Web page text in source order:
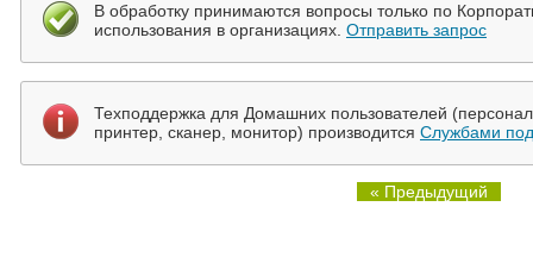
В обработку принимаются вопросы только по
использования в организациях. Отправить запрос
Техподдержка для Домашних пользователей
принтер, сканер, монитор) производится Службами
« Предыдущий